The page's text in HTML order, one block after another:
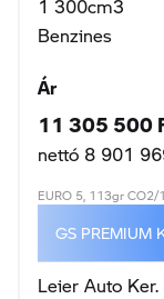
1 300cm3
Benzines
Ár
11 305 500
nettó 8 901
EURO 5, 113gr
GS PREMIUM
Leier Auto